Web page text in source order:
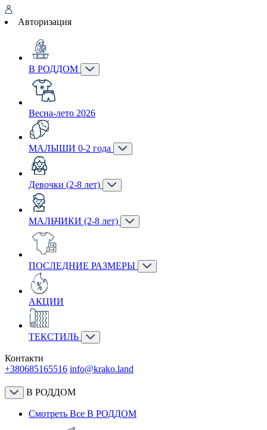
Авторизация
В РОДДОМ
Весна-лето 2026
МАЛЫШИ 0-2 года
Девочки (2-8 лет)
МАЛЬЧИКИ (2-8 лет)
ПОСЛЕДНИЕ РАЗМЕРЫ
АКЦИИ
ТЕКСТИЛЬ
Контакти
+380685165516 info@krako.land
В РОДДОМ
Смотреть Все В РОДДОМ